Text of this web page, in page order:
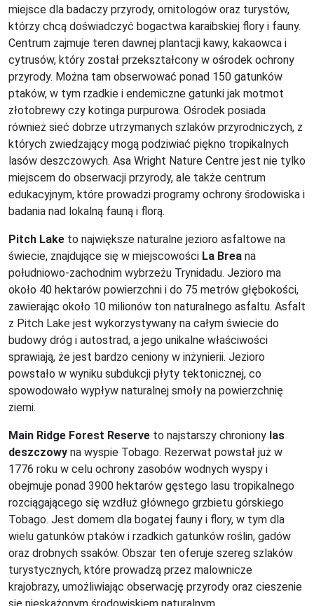
miejsce dla badaczy przyrody, ornitologów oraz turystów,
którzy chcą doświadczyć bogactwa karaibskiej flory i fauny.
Centrum zajmuje teren dawnej plantacji kawy, kakaowca i
cytrusów, który został przekształcony w ośrodek ochrony
przyrody. Można tam obserwować ponad 150 gatunków
ptaków, w tym rzadkie i endemiczne gatunki jak motmot
złotobrewy czy kotinga purpurowa. Ośrodek posiada
również sieć dobrze utrzymanych szlaków przyrodniczych, z
których zwiedzający mogą podziwiać piękno tropikalnych
lasów deszczowych. Asa Wright Nature Centre jest nie tylko
miejscem do obserwacji przyrody, ale także centrum
edukacyjnym, które prowadzi programy ochrony środowiska i
badania nad lokalną fauną i florą.
Pitch Lake to największe naturalne jezioro asfaltowe na
świecie, znajdujące się w miejscowości La Brea na
południowo-zachodnim wybrzeżu Trynidadu. Jezioro ma
około 40 hektarów powierzchni i do 75 metrów głębokości,
zawierając około 10 milionów ton naturalnego asfaltu. Asfalt
z Pitch Lake jest wykorzystywany na całym świecie do
budowy dróg i autostrad, a jego unikalne właściwości
sprawiają, że jest bardzo ceniony w inżynierii. Jezioro
powstało w wyniku subdukcji płyty tektonicznej, co
spowodowało wypływ naturalnej smoły na powierzchnię
ziemi.
Main Ridge Forest Reserve to najstarszy chroniony las
deszczowy na wyspie Tobago. Rezerwat powstał już w
1776 roku w celu ochrony zasobów wodnych wyspy i
obejmuje ponad 3900 hektarów gęstego lasu tropikalnego
rozciągającego się wzdłuż głównego grzbietu górskiego
Tobago. Jest domem dla bogatej fauny i flory, w tym dla
wielu gatunków ptaków i rzadkich gatunków roślin, gadów
oraz drobnych ssaków. Obszar ten oferuje szereg szlaków
turystycznych, które prowadzą przez malownicze
krajobrazy, umożliwiając obserwację przyrody oraz cieszenie